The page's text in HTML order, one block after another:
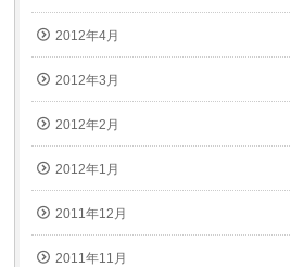
2012年4月
2012年3月
2012年2月
2012年1月
2011年12月
2011年11月